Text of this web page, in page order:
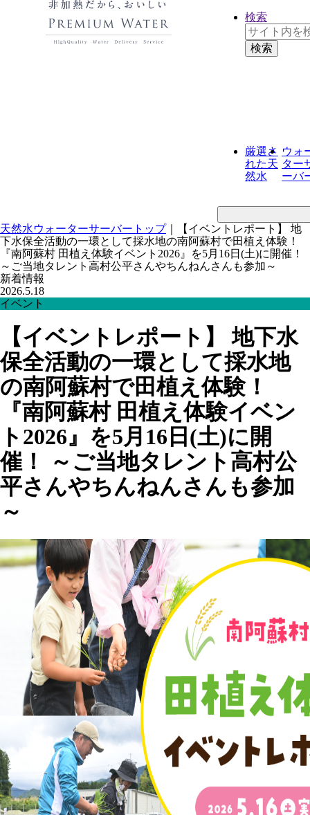
厳選さ
れた天
然水
ウォ
ター
ーバ
検索
天然水ウォーターサーバートップ｜
【イベントレポート】 地
下水保全活動の一環として採水地の南阿蘇村で田植え体験！
『南阿蘇村 田植え体験イベント2026』を5月16日(土)に開催！
～ご当地タレント高村公平さんやちんねんさんも参加～
新着情報
2026.5.18
イベント
【イベントレポート】 地下水
保全活動の一環として採水地
の南阿蘇村で田植え体験！
『南阿蘇村 田植え体験イベン
ト2026』を5月16日(土)に開
催！ ～ご当地タレント高村公
平さんやちんねんさんも参加
～